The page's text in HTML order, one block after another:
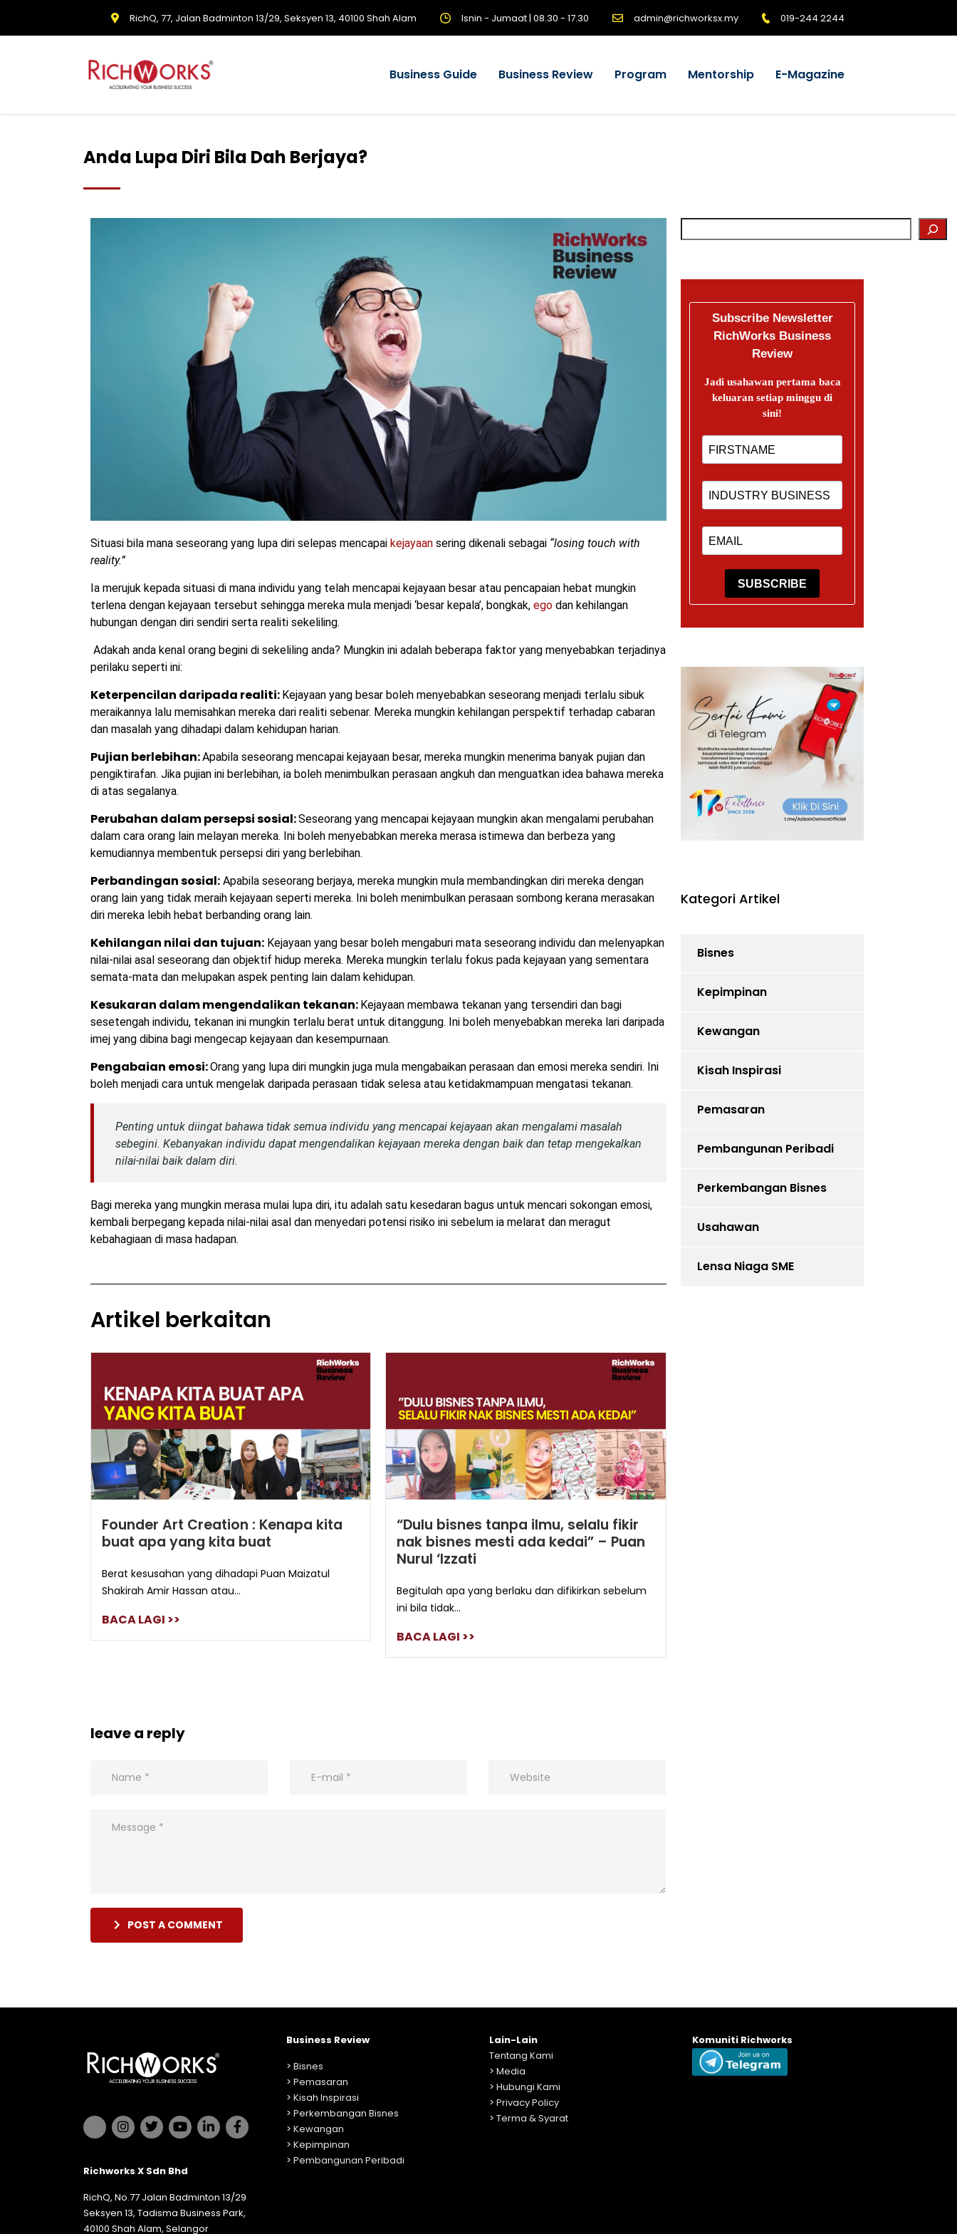
RichQ, 77, Jalan Badminton 13/29, Seksyen 13, 40100 Shah Alam Isnin - Jumaat | 08.30 - 17.30 admin@richworksx.my 019-244 2244
Business Guide Business Review Program Mentorship E-Magazine
Anda Lupa Diri Bila Dah Berjaya?
Situasi bila mana seseorang yang lupa diri selepas mencapai kejayaan sering dikenali sebagai “losing touch with
reality.”
Ia merujuk kepada situasi di mana individu yang telah mencapai kejayaan besar atau pencapaian hebat mungkin
terlena dengan kejayaan tersebut sehingga mereka mula menjadi ‘besar kepala’, bongkak, ego dan kehilangan
hubungan dengan diri sendiri serta realiti sekeliling.
Adakah anda kenal orang begini di sekeliling anda? Mungkin ini adalah beberapa faktor yang menyebabkan terjadinya
perilaku seperti ini:
Keterpencilan daripada realiti: Kejayaan yang besar boleh menyebabkan seseorang menjadi terlalu sibuk
meraikannya lalu memisahkan mereka dari realiti sebenar. Mereka mungkin kehilangan perspektif terhadap cabaran
dan masalah yang dihadapi dalam kehidupan harian.
Pujian berlebihan:Apabila seseorang mencapai kejayaan besar, mereka mungkin menerima banyak pujian dan
pengiktirafan. Jika pujian ini berlebihan, ia boleh menimbulkan perasaan angkuh dan menguatkan idea bahawa mereka
di atas segalanya.
Perubahan dalam persepsi sosial:Seseorang yang mencapai kejayaan mungkin akan mengalami perubahan
dalam cara orang lain melayan mereka. Ini boleh menyebabkan mereka merasa istimewa dan berbeza yang
kemudiannya membentuk persepsi diri yang berlebihan.
Perbandingan sosial: Apabila seseorang berjaya, mereka mungkin mula membandingkan diri mereka dengan
orang lain yang tidak meraih kejayaan seperti mereka. Ini boleh menimbulkan perasaan sombong kerana merasakan
diri mereka lebih hebat berbanding orang lain.
Kehilangan nilai dan tujuan: Kejayaan yang besar boleh mengaburi mata seseorang individu dan melenyapkan
nilai-nilai asal seseorang dan objektif hidup mereka. Mereka mungkin terlalu fokus pada kejayaan yang sementara
semata-mata dan melupakan aspek penting lain dalam kehidupan.
Kesukaran dalam mengendalikan tekanan: Kejayaan membawa tekanan yang tersendiri dan bagi
sesetengah individu, tekanan ini mungkin terlalu berat untuk ditanggung. Ini boleh menyebabkan mereka lari daripada
imej yang dibina bagi mengecap kejayaan dan kesempurnaan.
Pengabaian emosi:Orang yang lupa diri mungkin juga mula mengabaikan perasaan dan emosi mereka sendiri. Ini
boleh menjadi cara untuk mengelak daripada perasaan tidak selesa atau ketidakmampuan mengatasi tekanan.
Penting untuk diingat bahawa tidak semua individu yang mencapai kejayaan akan mengalami masalah
sebegini. Kebanyakan individu dapat mengendalikan kejayaan mereka dengan baik dan tetap mengekalkan
nilai-nilai baik dalam diri.
Bagi mereka yang mungkin merasa mulai lupa diri, itu adalah satu kesedaran bagus untuk mencari sokongan emosi,
kembali berpegang kepada nilai-nilai asal dan menyedari potensi risiko ini sebelum ia melarat dan meragut
kebahagiaan di masa hadapan.
Artikel berkaitan
Founder Art Creation : Kenapa kita
buat apa yang kita buat
Berat kesusahan yang dihadapi Puan Maizatul
Shakirah Amir Hassan atau...
BACA LAGI >>
“Dulu bisnes tanpa ilmu, selalu fikir
nak bisnes mesti ada kedai” – Puan
Nurul ‘Izzati
Begitulah apa yang berlaku dan difikirkan sebelum
ini bila tidak...
BACA LAGI >>
leave a reply
POST A COMMENT
Subscribe Newsletter
RichWorks Business
Review
Jadi usahawan pertama baca
keluaran setiap minggu di
sini!
SUBSCRIBE
Kategori Artikel
Bisnes
Kepimpinan
Kewangan
Kisah Inspirasi
Pemasaran
Pembangunan Peribadi
Perkembangan Bisnes
Usahawan
Lensa Niaga SME
Richworks X Sdn Bhd
RichQ, No.77 Jalan Badminton 13/29
Seksyen 13, Tadisma Business Park,
40100 Shah Alam, Selangor
Business Review
> Bisnes
> Pemasaran
> Kisah Inspirasi
> Perkembangan Bisnes
> Kewangan
> Kepimpinan
> Pembangunan Peribadi
Lain-Lain
Tentang Kami
> Media
> Hubungi Kami
> Privacy Policy
> Terma & Syarat
Komuniti Richworks